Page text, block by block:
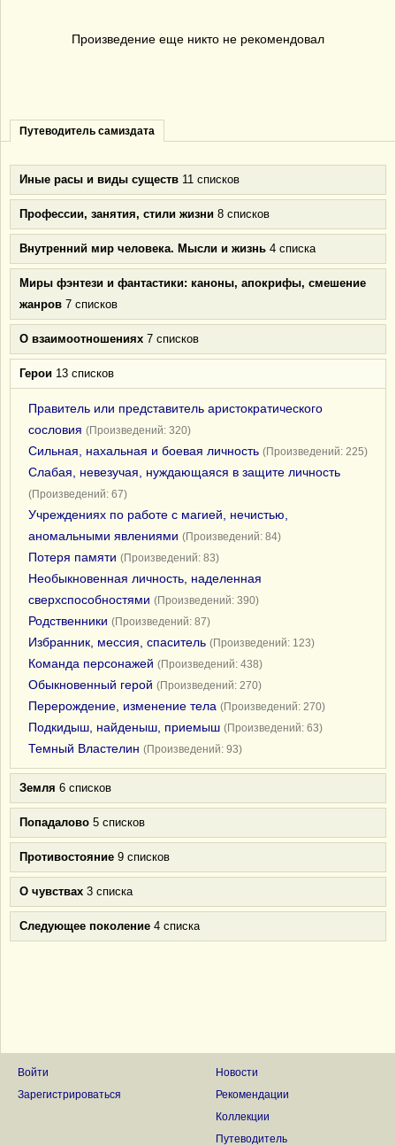
Произведение еще никто не рекомендовал
Путеводитель самиздата
Иные расы и виды существ 11 списков
Профессии, занятия, стили жизни 8 списков
Внутренний мир человека. Мысли и жизнь 4 списка
Миры фэнтези и фантастики: каноны, апокрифы, смешение
жанров 7 списков
О взаимоотношениях 7 списков
Герои 13 списков
Правитель или представитель аристократического
сословия (Произведений: 320)
Сильная, нахальная и боевая личность (Произведений: 225)
Слабая, невезучая, нуждающаяся в защите личность
(Произведений: 67)
Учреждениях по работе с магией, нечистью,
аномальными явлениями (Произведений: 84)
Потеря памяти (Произведений: 83)
Необыкновенная личность, наделенная
сверхспособностями (Произведений: 390)
Родственники (Произведений: 87)
Избранник, мессия, спаситель (Произведений: 123)
Команда персонажей (Произведений: 438)
Обыкновенный герой (Произведений: 270)
Перерождение, изменение тела (Произведений: 270)
Подкидыш, найденыш, приемыш (Произведений: 63)
Темный Властелин (Произведений: 93)
Земля 6 списков
Попадалово 5 списков
Противостояние 9 списков
О чувствах 3 списка
Следующее поколение 4 списка
Войти
Зарегистрироваться
Новости
Рекомендации
Коллекции
Путеводитель